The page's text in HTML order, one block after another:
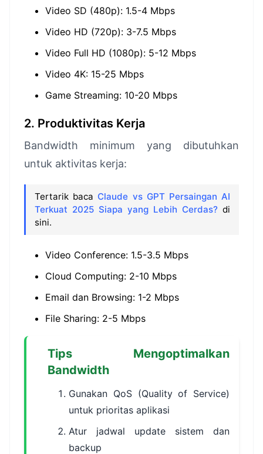
Video SD (480p): 1.5-4 Mbps
Video HD (720p): 3-7.5 Mbps
Video Full HD (1080p): 5-12 Mbps
Video 4K: 15-25 Mbps
Game Streaming: 10-20 Mbps
2. Produktivitas Kerja
Bandwidth minimum yang dibutuhkan
untuk aktivitas kerja:
Tertarik baca Claude vs GPT Persaingan AI
Terkuat 2025 Siapa yang Lebih Cerdas? di
sini.
Video Conference: 1.5-3.5 Mbps
Cloud Computing: 2-10 Mbps
Email dan Browsing: 1-2 Mbps
File Sharing: 2-5 Mbps
Tips Mengoptimalkan
Bandwidth
Gunakan QoS (Quality of Service)
untuk prioritas aplikasi
Atur jadwal update sistem dan
backup